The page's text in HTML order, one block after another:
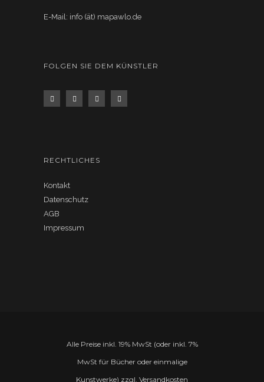
E-Mail: info (ät) mapawlo.de
FOLGEN SIE DEM KÜNSTLER
RECHTLICHES
Kontakt
Datenschutz
AGB
Impressum
Alle Preise inkl. 19% MwSt (oder inkl. 7%
MwSt für Bücher oder einmalige
Kunstwerke) zzgl. Versandkosten